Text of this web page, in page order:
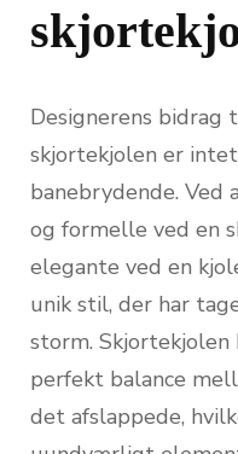
Designerens bidrag
skjortekjolen er
banebrydende. Ved
og formelle ved en
elegante ved en
unik stil, der har
storm. Skjortekjolen
perfekt balance
det afslappede,